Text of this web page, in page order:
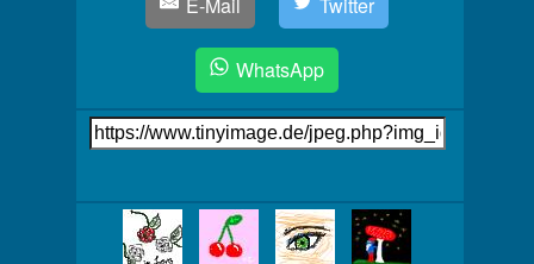
WhatsApp
Link
auf's
Bilder!